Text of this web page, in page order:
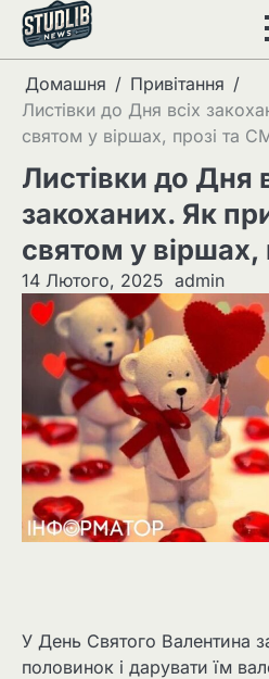
Перейти
вмісту
Домашня
Привітання
Листівки до Дня всіх
святом у віршах, прозі та
Листівки до Дня
закоханих. Як
святом у
14 Лютого, 2025 admin
У День Святого Валентина
половинок і дарувати їм